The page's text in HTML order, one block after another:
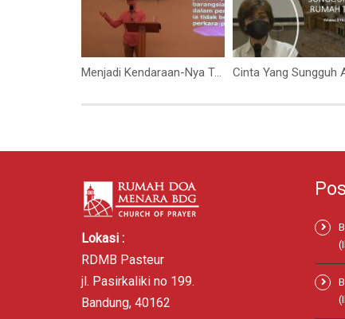
Menjadi Kendaraan-Nya Tuhan (Bapak Petrus Tedy)
Lokasi :
RDMB Pasteur
jl. Pasirkaliki no 199.
Bandung, 40162